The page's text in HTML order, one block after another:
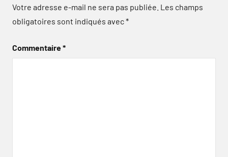
Votre adresse e-mail ne sera pas publiée. Les champs
obligatoires sont indiqués avec*
Commentaire*